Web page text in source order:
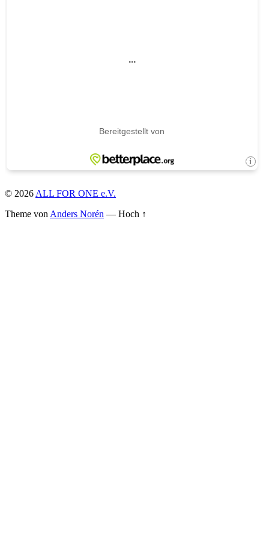
© 2026 ALL FOR ONE e.V.
Theme von Anders Norén — Hoch ↑